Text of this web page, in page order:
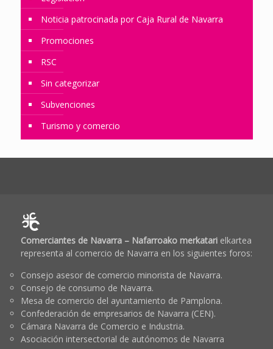
Noticia patrocinada por Caja Rural de Navarra
Promociones
RSC
Sin categorizar
Subvenciones
Turismo y comercio
Comerciantes de Navarra – Nafarroako merkatarielkartea
representa al comercio de Navarra en los siguientes foros:
Consejo asesor de comercio minorista de Navarra.
Consejo de consumo de Navarra.
Mesa de comercio del ayuntamiento de Pamplona.
Confederación de empresarios de Navarra (CEN).
Cámara Navarra de Comercio e Industria.
Asociación intersectorial de autónomos de Navarra